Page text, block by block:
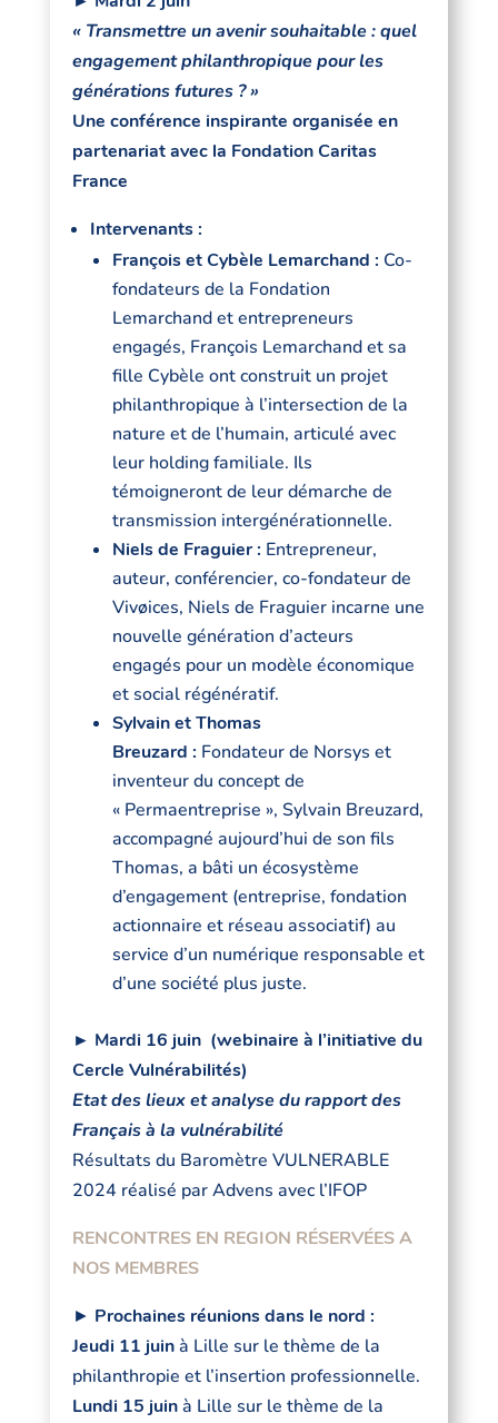
« Transmettre un avenir souhaitable : quel
engagement philanthropique pour les
générations futures ? »
Une conférence inspirante organisée en
partenariat avec la Fondation Caritas
France
Intervenants :
François et Cybèle Lemarchand : Co-
fondateurs de la Fondation
Lemarchand et entrepreneurs
engagés, François Lemarchand et sa
fille Cybèle ont construit un projet
philanthropique à l’intersection de la
nature et de l’humain, articulé avec
leur holding familiale. Ils
témoigneront de leur démarche de
transmission intergénérationnelle.
Niels de Fraguier : Entrepreneur,
auteur, conférencier, co-fondateur de
Vivøices, Niels de Fraguier incarne une
nouvelle génération d’acteurs
engagés pour un modèle économique
et social régénératif.
Sylvain et Thomas
Breuzard : Fondateur de Norsys et
inventeur du concept de
« Permaentreprise », Sylvain Breuzard,
accompagné aujourd’hui de son fils
Thomas, a bâti un écosystème
d’engagement (entreprise, fondation
actionnaire et réseau associatif) au
service d’un numérique responsable et
d’une société plus juste.
► Mardi 16 juin (webinaire à l’initiative du
Cercle Vulnérabilités)
Etat des lieux et analyse du rapport des
Français à la vulnérabilité
Résultats du Baromètre VULNERABLE
2024 réalisé par Advens avec l’IFOP
RENCONTRES EN REGION RÉSERVÉES A
NOS MEMBRES
► Prochaines réunions dans le nord :
Jeudi 11 juinà Lille sur le thème de la
philanthropie et l’insertion professionnelle.
Lundi 15 juinà Lille sur le thème de la